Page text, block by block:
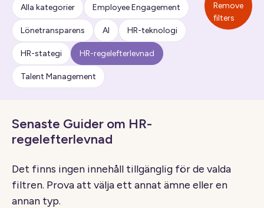
Alla kategorier Employee Engagement
Lönetransparens AI HR-teknologi
HR-stategi HR-regelefterlevnad
Talent Management
Remove
filters
Senaste Guider om HR-
regelefterlevnad
Det finns ingen innehåll tillgänglig för de valda
filtren. Prova att välja ett annat ämne eller en
annan typ.